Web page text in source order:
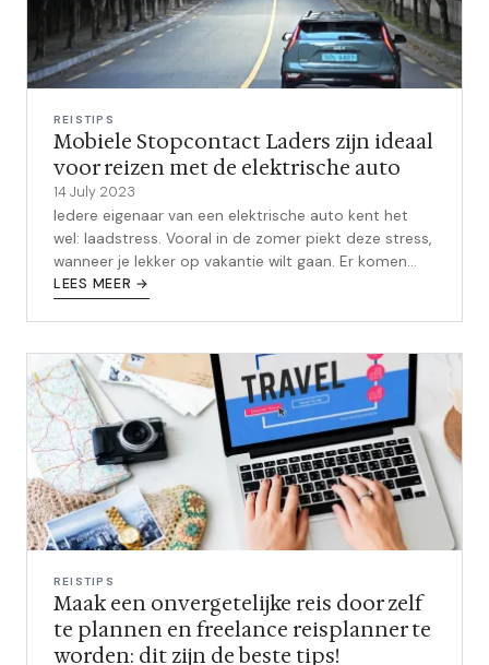
REISTIPS
Mobiele Stopcontact Laders zijn ideaal
voor reizen met de elektrische auto
14 July 2023
Iedere eigenaar van een elektrische auto kent het
wel: laadstress. Vooral in de zomer piekt deze stress,
wanneer je lekker op vakantie wilt gaan. Er komen
gelijk allemaal vragen in...
LEES MEER →
REISTIPS
Maak een onvergetelijke reis door zelf
te plannen en freelance reisplanner te
worden: dit zijn de beste tips!